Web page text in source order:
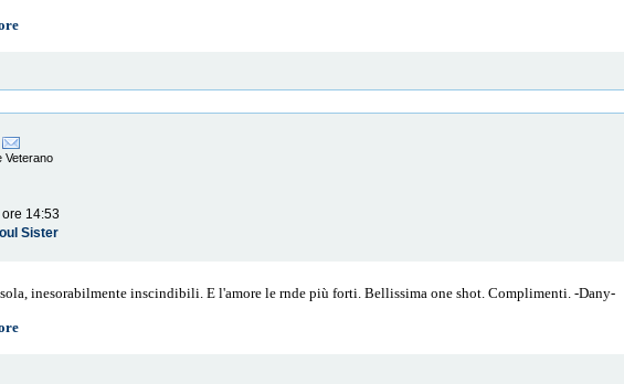
Veterano
14:53
Sister
inesorabilmente inscindibili. E l'amore le rnde più forti. Bellissima one shot. Complimenti. -Dany-